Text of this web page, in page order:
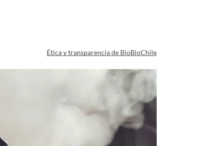
Ética y transparencia de BioBioChile